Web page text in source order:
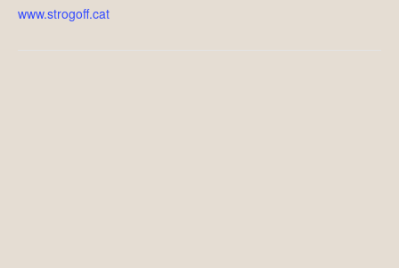
www.strogoff.cat